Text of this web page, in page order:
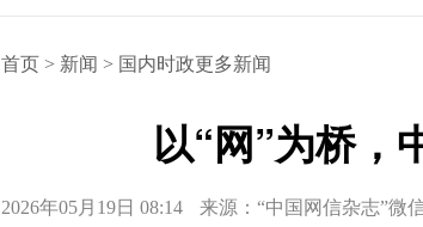
首页 > 新闻 > 国内时政更多新闻
以“网”为桥，
2026年05月19日 08:14 来源：“中国网信杂志”微